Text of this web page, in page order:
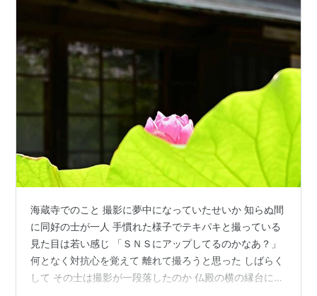
海蔵寺でのこと 撮影に夢中になっていたせいか 知らぬ間
に同好の士が一人 手慣れた様子でテキパキと撮っている
見た目は若い感じ 「ＳＮＳにアップしてるのかなあ？」
何となく対抗心を覚えて 離れて撮ろうと思った しばらく
して その士は撮影が一段落したのか 仏殿の横の縁台に腰